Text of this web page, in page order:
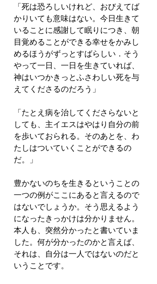
「死は恐ろしいけれど、おびえてば
かりいても意味はない。今日生きて
いることに感謝して眠りにつき、朝
目覚めることができる幸せをかみし
めるほうがずっとすばらしい．そう
やって一日、一日を生きていれば、
神はいつかきっとふさわしい死を与
えてくださるのだろう」
「たとえ病を治してくださらないと
しても、主イエスはやはり自分の前
を歩いておられる。そのあとを、わ
たしはついていくことができるの
だ。」
豊かないのちを生きるということの
一つの例がここにあると言えるので
はないでしょうか。そう思えるよう
になったきっかけは分かりません。
本人も、突然分かったと書いていま
した。何が分かったのかと言えば、
それは、自分は一人ではないのだと
いうことです。